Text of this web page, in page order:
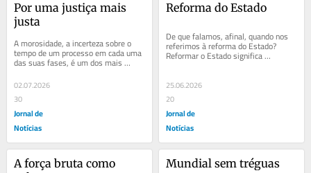
Por uma justiça mais
justa
A morosidade, a incerteza sobre o
tempo de um processo em cada uma
das suas fases, é um dos mais
graves problemas do funcionamento
da justiça em...
02.07.2026
30
Jornal de
Notícias
Reforma do Estado
De que falamos, afinal, quando nos
referimos à reforma do Estado?
Reformar o Estado significa
introduzir mudanças nas suas
25.06.2026
20
Jornal de
Notícias
A força bruta como
Mundial sem tréguas